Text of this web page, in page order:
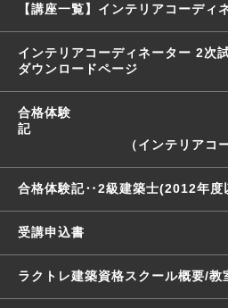
【講座一覧】インテリアコーディ
インテリアコーディネーター 2
ダウンロードページ
合格体験
（インテリアコーディ
合格体験記‥2級建築士(2012年度
受講申込書
ラクトレ建築資格スクール概要/教